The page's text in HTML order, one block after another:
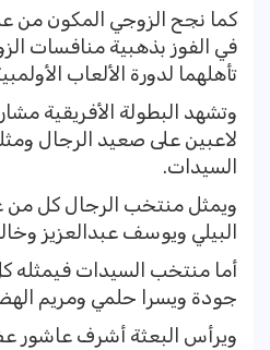
كما نجح الزوجي المكون من
في الفوز بذهبية منافسات
تأهلهما لدورة الألعاب
لاعبين على صعيد الرجال
السيدات.
ويمثل منتخب الرجال كل
البيلي ويوسف عبدالعزيز
أما منتخب السيدات فيمثله
جودة ويسرا حلمي ومريم
ويرأس البعثة أشرف عاشور